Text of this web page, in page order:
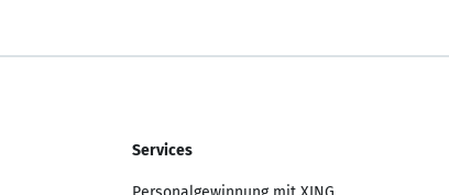
Services